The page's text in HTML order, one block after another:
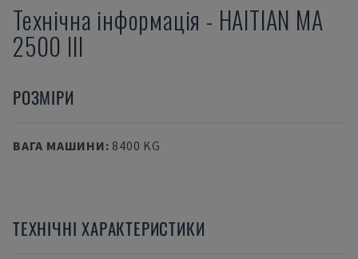
Технічна інформація - HAITIAN MA
2500 III
РОЗМІРИ
ВАГА МАШИНИ: 8400 KG
ТЕХНІЧНІ ХАРАКТЕРИСТИКИ